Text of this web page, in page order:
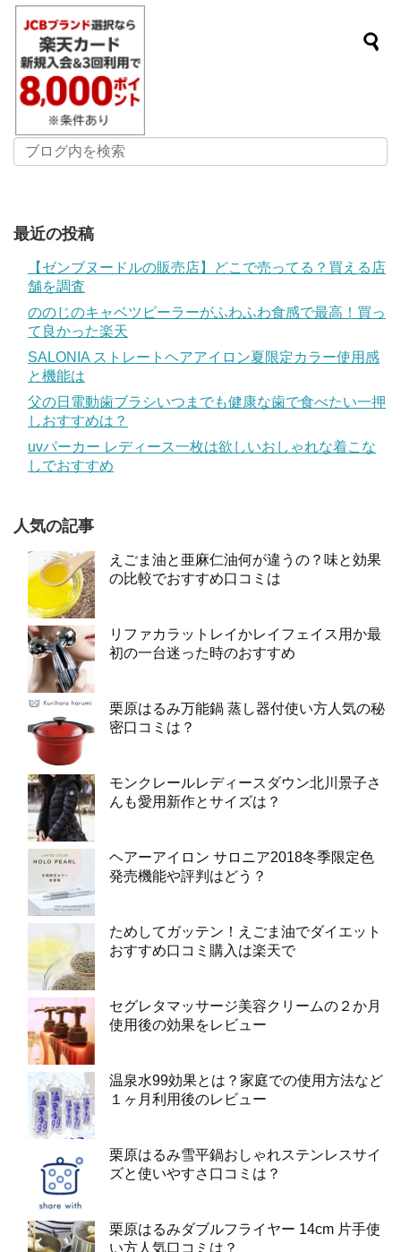
最近の投稿
【ゼンブヌードルの販売店】どこで売ってる？買える店
舗を調査
ののじのキャベツピーラーがふわふわ食感で最高！買っ
て良かった楽天
SALONIA ストレートヘアアイロン夏限定カラー使用感
と機能は
父の日電動歯ブラシいつまでも健康な歯で食べたい一押
しおすすめは？
uvパーカー レディース一枚は欲しいおしゃれな着こな
しでおすすめ
人気の記事
えごま油と亜麻仁油何が違うの？味と効果
の比較でおすすめ口コミは
リファカラットレイかレイフェイス用か最
初の一台迷った時のおすすめ
栗原はるみ万能鍋 蒸し器付使い方人気の秘
密口コミは？
モンクレールレディースダウン北川景子さ
んも愛用新作とサイズは？
ヘアーアイロン サロニア2018冬季限定色
発売機能や評判はどう？
ためしてガッテン！えごま油でダイエット
おすすめ口コミ購入は楽天で
セグレタマッサージ美容クリームの２か月
使用後の効果をレビュー
温泉水99効果とは？家庭での使用方法など
１ヶ月利用後のレビュー
栗原はるみ雪平鍋おしゃれステンレスサイ
ズと使いやすさ口コミは？
栗原はるみダブルフライヤー 14cm 片手使
い方人気口コミは？